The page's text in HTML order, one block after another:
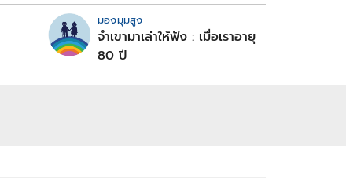
มองมุมสูง
จำเขามาเล่าให้ฟัง : เมื่อเราอายุ
80 ปี